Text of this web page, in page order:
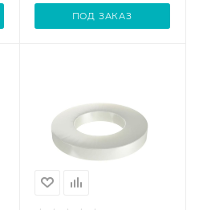
ПОД ЗАКАЗ